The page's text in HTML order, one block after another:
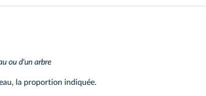
ou d'un arbre
la proportion indiquée.